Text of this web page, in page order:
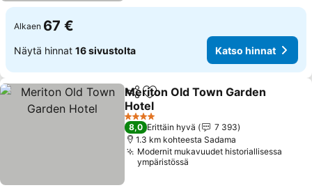
Alkaen 67 €
Näytä hinnat 16 sivustolta Katso hinnat
Jaa Lisää suosikkeihin
Meriton Old Town Garden
Hotel
Katso hinnat
4 Tähtiluokitus
8,0 Erittäin hyvä
7 393
1.3 km kohteesta Sadama
Modernit mukavuudet historiallisessa
ympäristössä